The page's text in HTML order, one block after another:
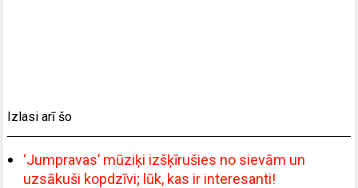
Izlasi arī šo
‘Jumpravas’ mūziķi izšķīrušies no sievām un
uzsākuši kopdzīvi; lūk, kas ir interesanti!